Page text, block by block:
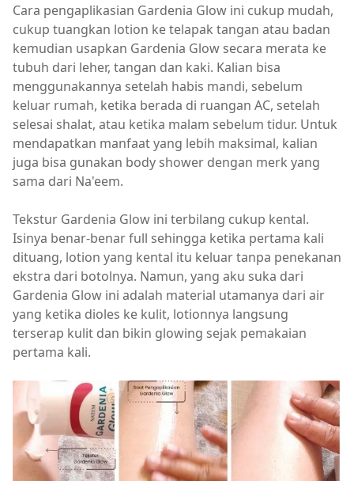
Cara pengaplikasian Gardenia Glow ini cukup mudah,
cukup tuangkan lotion ke telapak tangan atau badan
kemudian usapkan Gardenia Glow secara merata ke
tubuh dari leher, tangan dan kaki. Kalian bisa
menggunakannya setelah habis mandi, sebelum
keluar rumah, ketika berada di ruangan AC, setelah
selesai shalat, atau ketika malam sebelum tidur. Untuk
mendapatkan manfaat yang lebih maksimal, kalian
juga bisa gunakan body shower dengan merk yang
sama dari Na'eem.
Tekstur Gardenia Glow ini terbilang cukup kental.
Isinya benar-benar full sehingga ketika pertama kali
dituang, lotion yang kental itu keluar tanpa penekanan
ekstra dari botolnya. Namun, yang aku suka dari
Gardenia Glow ini adalah material utamanya dari air
yang ketika dioles ke kulit, lotionnya langsung
terserap kulit dan bikin glowing sejak pemakaian
pertama kali.